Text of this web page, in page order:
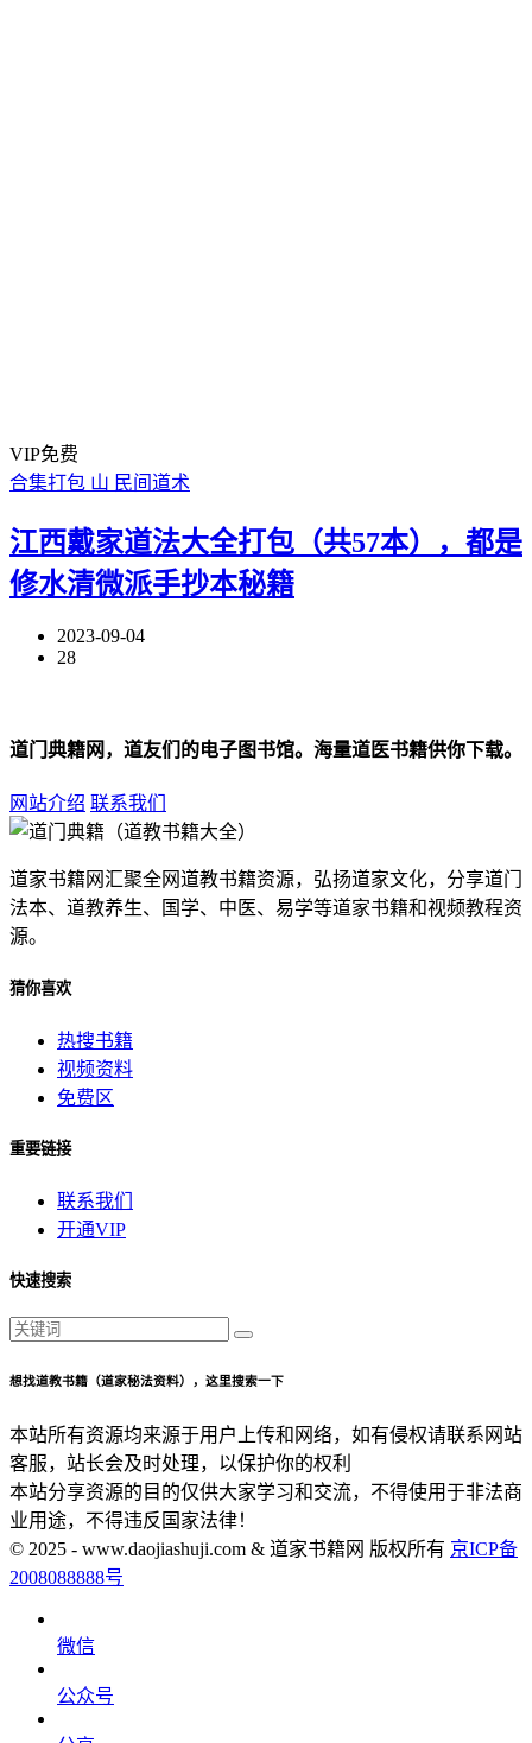
VIP免费
合集打包 山 民间道术
江西戴家道法大全打包（共57本），都是
修水清微派手抄本秘籍
2023-09-04
28
道门典籍网，道友们的电子图书馆。海量道医书籍供你下载。
网站介绍 联系我们
道家书籍网汇聚全网道教书籍资源，弘扬道家文化，分享道门
法本、道教养生、国学、中医、易学等道家书籍和视频教程资
源。
猜你喜欢
热搜书籍
视频资料
免费区
重要链接
联系我们
开通VIP
快速搜索
想找道教书籍（道家秘法资料），这里搜索一下
本站所有资源均来源于用户上传和网络，如有侵权请联系网站
客服，站长会及时处理，以保护你的权利
本站分享资源的目的仅供大家学习和交流，不得使用于非法商
业用途，不得违反国家法律！
© 2025 - www.daojiashuji.com & 道家书籍网 版权所有 京ICP备
2008088888号
微信
公众号